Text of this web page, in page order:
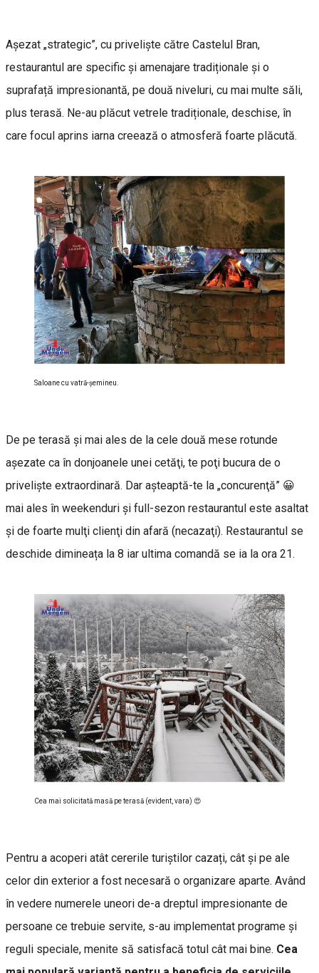
Așezat „strategic”, cu priveliște către Castelul Bran,
restaurantul are specific și amenajare tradiționale și o
suprafață impresionantă, pe două niveluri, cu mai multe săli,
plus terasă. Ne-au plăcut vetrele tradiționale, deschise, în
care focul aprins iarna creează o atmosferă foarte plăcută.
Saloane cu vatră-şemineu.
De pe terasă şi mai ales de la cele două mese rotunde
aşezate ca în donjoanele unei cetăţi, te poţi bucura de o
priveliște extraordinară. Dar aşteaptă-te la „concurenţă” 😀
mai ales în weekenduri şi full-sezon restaurantul este asaltat
și de foarte mulţi clienţi din afară (necazaţi). Restaurantul se
deschide dimineața la 8 iar ultima comandă se ia la ora 21.
Cea mai solicitată masă pe terasă (evident, vara) 😍
Pentru a acoperi atât cererile turiștilor cazați, cât și pe ale
celor din exterior a fost necesară o organizare aparte. Având
în vedere numerele uneori de-a dreptul impresionante de
persoane ce trebuie servite, s-au implementat programe și
reguli speciale, menite să satisfacă totul cât mai bine. Cea